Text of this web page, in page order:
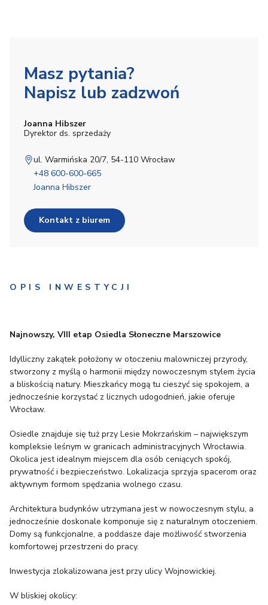
Masz pytania?
Napisz lub zadzwoń
Joanna Hibszer
Dyrektor ds. sprzedaży
ul. Warmińska 20/7, 54-110 Wrocław
+48 600-600-665
Joanna Hibszer
Kontakt z biurem
OPIS INWESTYCJI
Najnowszy, VIII etap Osiedla Słoneczne Marszowice
Idylliczny zakątek położony w otoczeniu malowniczej przyrody,
stworzony z myślą o harmonii między nowoczesnym stylem życia
a bliskością natury. Mieszkańcy mogą tu cieszyć się spokojem, a
jednocześnie korzystać z licznych udogodnień, jakie oferuje
Wrocław.
Osiedle znajduje się tuż przy Lesie Mokrzańskim – największym
kompleksie leśnym w granicach administracyjnych Wrocławia.
Okolica jest idealnym miejscem dla osób ceniących spokój,
prywatność i bezpieczeństwo. Lokalizacja sprzyja spacerom oraz
aktywnym formom spędzania wolnego czasu.
Architektura budynków utrzymana jest w nowoczesnym stylu, a
jednocześnie doskonale komponuje się z naturalnym otoczeniem.
Domy są funkcjonalne, a poddasze daje możliwość stworzenia
komfortowej przestrzeni do pracy.
Inwestycja zlokalizowana jest przy ulicy Wojnowickiej.
W bliskiej okolicy: